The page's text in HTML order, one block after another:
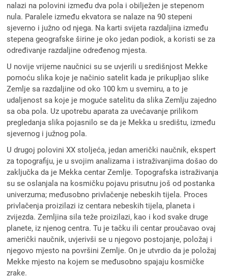
nalazi na polovini između dva pola i obilježen je stepenom
nula. Paralele između ekvatora se nalaze na 90 stepeni
sjeverno i južno od njega. Na karti svijeta razdaljina između
stepena geografske širine je oko jedan podiok, a koristi se za
određivanje razdaljine određenog mjesta.
U novije vrijeme naučnici su se uvjerili u središnjost Mekke
pomoću slika koje je načinio satelit kada je prikupljao slike
Zemlje sa razdaljine od oko 100 km u svemiru, a to je
udaljenost sa koje je moguće satelitu da slika Zemlju zajedno
sa oba pola. Uz upotrebu aparata za uvećavanje prilikom
pregledanja slika pojasnilo se da je Mekka u središtu, između
sjevernog i južnog pola.
U drugoj polovini XX stoljeća, jedan američki naučnik, ekspert
za topografiju, je u svojim analizama i istraživanjima došao do
zaključka da je Mekka centar Zemlje. Topografska istraživanja
su se oslanjala na kosmičku pojavu prisutnu još od postanka
univerzuma; međusobno privlačenje nebeskih tijela. Proces
privlačenja proizilazi iz centara nebeskih tijela, planeta i
zvijezda. Zemljina sila teže proizilazi, kao i kod svake druge
planete, iz njenog centra. Tu je tačku ili centar proučavao ovaj
američki naučnik, uvjerivši se u njegovo postojanje, položaj i
njegovo mjesto na površini Zemlje. On je utvrdio da je položaj
Mekke mjesto na kojem se međusobno spajaju kosmičke
zrake.